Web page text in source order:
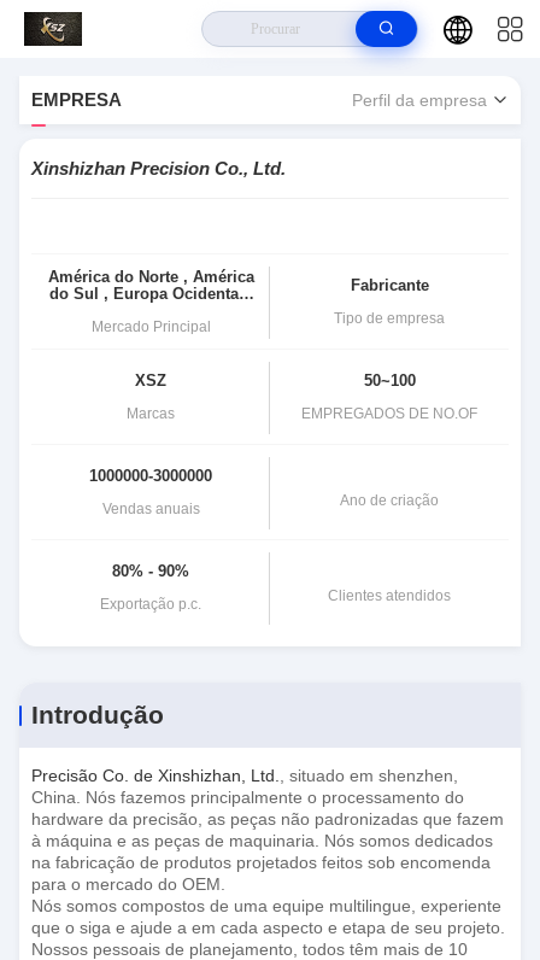
EMPRESA Perfil da empresa
Xinshizhan Precision Co., Ltd.
América do Norte , Ámérica
do Sul , Europa Ocidental ,
Mercado Principal
Fabricante
Tipo de empresa
XSZ
Marcas
50~100
EMPREGADOS DE NO.OF
1000000-3000000
Vendas anuais Ano de criação
80% - 90%
Exportação p.c. Clientes atendidos
Introdução
Precisão Co. de Xinshizhan, Ltd.
, situado em shenzhen,
China. Nós fazemos principalmente o processamento do
hardware da precisão, as peças não padronizadas que fazem
à máquina e as peças de maquinaria. Nós somos dedicados
na fabricação de produtos projetados feitos sob encomenda
para o mercado do OEM.
Nós somos compostos de uma equipe multilingue, experiente
que o siga e ajude a em cada aspecto e etapa de seu projeto.
Nossos pessoais de planejamento, todos têm mais de 10